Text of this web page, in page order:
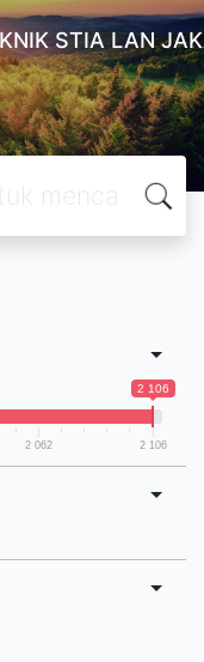
STIA LAN
2 106
2 062 2 106